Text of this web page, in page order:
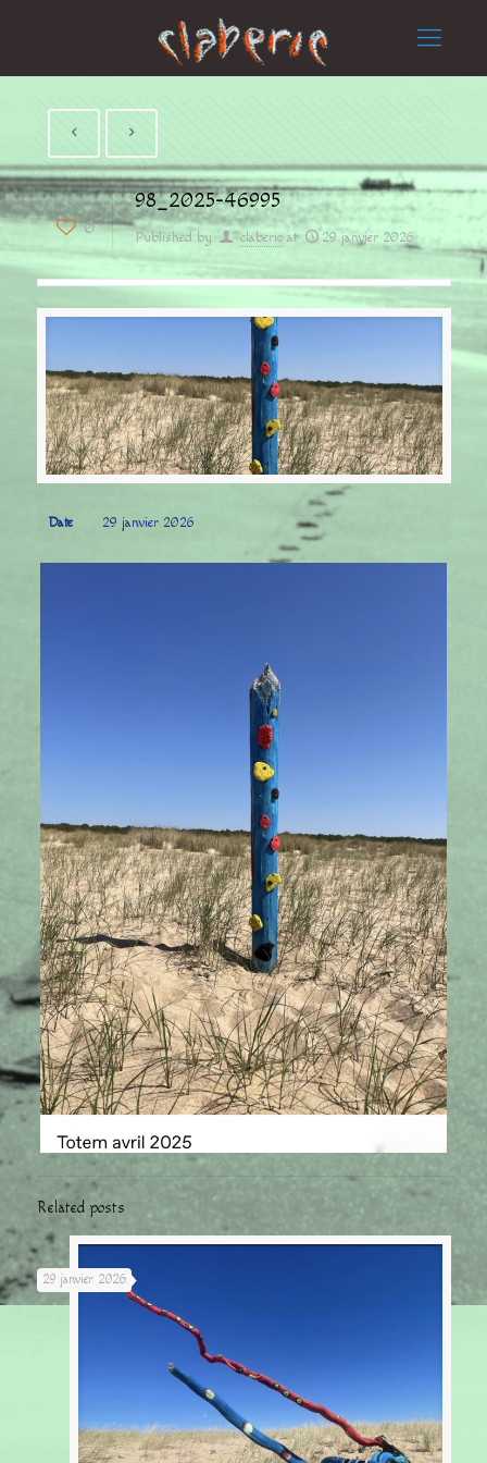
0
98_2025-46995
Published by claberic at 29 janvier 2026
Date 29 janvier 2026
Related posts
29 janvier 2026